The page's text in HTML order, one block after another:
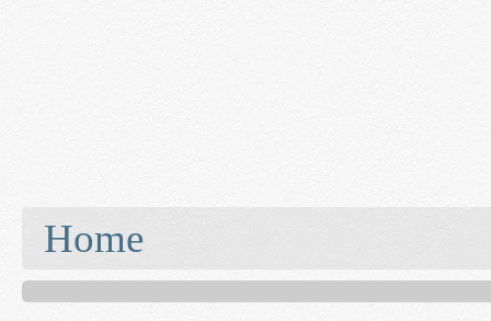
Home